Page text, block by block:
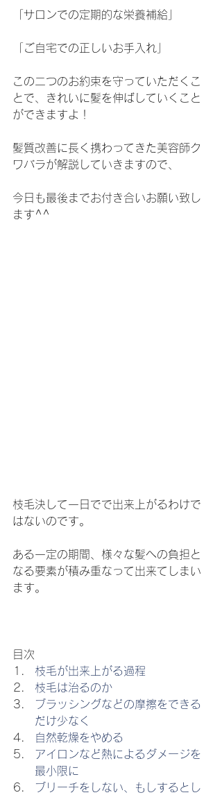
「サロンでの定期的な栄養補給」
「ご自宅での正しいお手入れ」
この二つのお約束を守っていただくこ
とで、きれいに髪を伸ばしていくこと
ができますよ！
髪質改善に長く携わってきた美容師ク
ワバラが解説していきますので、
今日も最後までお付き合いお願い致し
ます^^
枝毛決して一日でで出来上がるわけで
はないのです。
ある一定の期間、様々な髪への負担と
なる要素が積み重なって出来てしまい
ます。
目次
枝毛が出来上がる過程
枝毛は治るのか
ブラッシングなどの摩擦をできる
だけ少なく
自然乾燥をやめる
アイロンなど熱によるダメージを
最小限に
ブリーチをしない、もしするとし